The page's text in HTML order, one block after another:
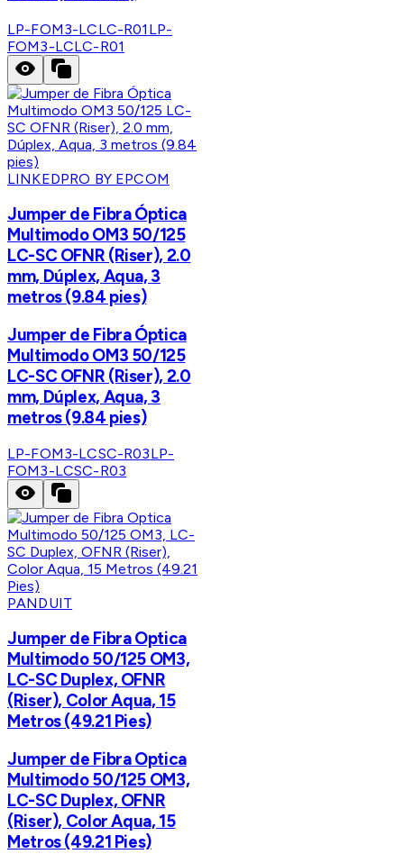
LP-FOM3-LCLC-R01 LP-
FOM3-LCLC-R01
LINKEDPRO BY EPCOM
Jumper de Fibra Óptica
Multimodo OM3 50/125
LC-SC OFNR (Riser), 2.0
mm, Dúplex, Aqua, 3
metros (9.84 pies)
Jumper de Fibra Óptica
Multimodo OM3 50/125
LC-SC OFNR (Riser), 2.0
mm, Dúplex, Aqua, 3
metros (9.84 pies)
LP-FOM3-LCSC-R03LP-
FOM3-LCSC-R03
PANDUIT
Jumper de Fibra Optica
Multimodo 50/125 OM3,
LC-SC Duplex, OFNR
(Riser), Color Aqua, 15
Metros (49.21 Pies)
Jumper de Fibra Optica
Multimodo 50/125 OM3,
LC-SC Duplex, OFNR
(Riser), Color Aqua, 15
Metros (49.21 Pies)